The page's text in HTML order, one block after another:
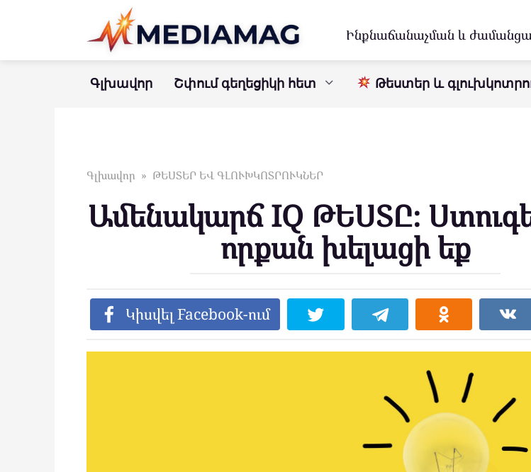
Ինքնաճանաչման և
Գլխավոր Շփում գեղեցիկի հետ Թեստեր և
Գլխավոր » ԹԵՍՏԵՐ ԵՎ ԳԼՈՒԽԿՈՏՐՈՒԿՆԵՐ
Ամենակարճ IQ ԹԵՍՏԸ։
որքան խելացի եք
Կիսվել Facebook-ում